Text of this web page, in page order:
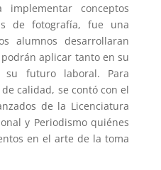
conceptos
de fotografía, fue una
alumnos desarrollaran
aplicar tanto en su
futuro laboral. Para
calidad, se contó con el
de la Licenciatura
y Periodismo quiénes
en el arte de la toma